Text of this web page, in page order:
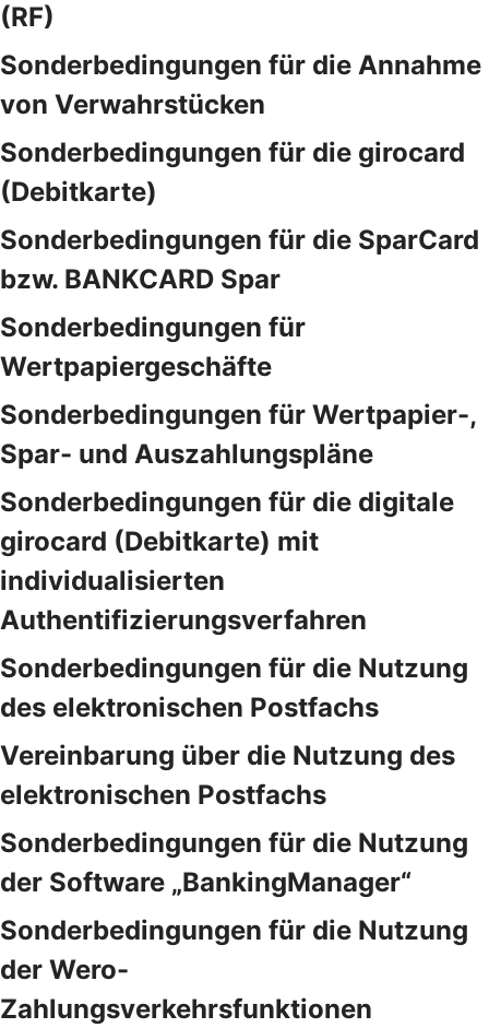
(RF)
Sonderbedingungen für die Annahme
von Verwahrstücken
Sonderbedingungen für die girocard
(Debitkarte)
Sonderbedingungen für die SparCard
bzw. BANKCARD Spar
Sonderbedingungen für
Wertpapiergeschäfte
Sonderbedingungen für Wertpapier-,
Spar- und Auszahlungspläne
Sonderbedingungen für die digitale
girocard (Debitkarte) mit
individualisierten
Authentifizierungsverfahren
Sonderbedingungen für die Nutzung
des elektronischen Postfachs
Vereinbarung über die Nutzung des
elektronischen Postfachs
Sonderbedingungen für die Nutzung
der Software „BankingManager“
Sonderbedingungen für die Nutzung
der Wero-
Zahlungsverkehrsfunktionen